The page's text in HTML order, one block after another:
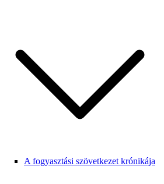
A fogyasztási szövetkezet krónikája